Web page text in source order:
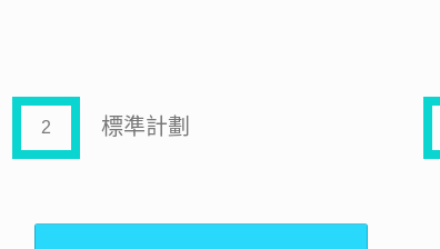
2 標準計劃